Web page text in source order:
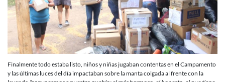
Finalmente todo estaba listo, niños y niñas jugaban contentas en el Campamento
y las últimas luces del día impactaban sobre la manta colgada al frente con la